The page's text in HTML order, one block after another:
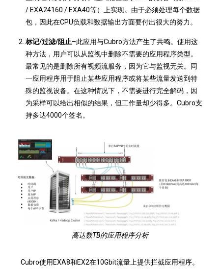
/ EXA24160 / EXA40等）上实现。由于必须处理每个数据
包，因此在CPU负载和数据输出方面要付出很大的努力。
标记/过滤/阻止–此应用与Cubro方法产生了共鸣。使用这
种方法，用户可以从监视中删除不需要的应用程序类型。
最常见的是删除所有视频流服务，因为它与监视无关。同
一应用程序用于阻止某些应用程序或将某些流量发送到特
殊的监视设备。在这种情况下，不需要进行完全解码，因
为采样可以给出相似的结果，但工作量却少得多。Cubro支
持多达4000个签名。
高达数TB的应用程序分析
Cubro使用EXA8和EX2在10Gbit流量上提供拦截应用程序。